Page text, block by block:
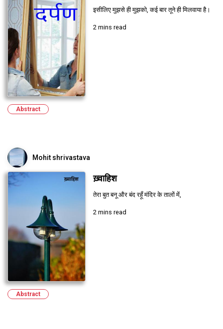
इसीलिए मुझसे ही मुझको, कई बार तूने ही मिलवाया है।
2 mins read
Abstract
Mohit shrivastava
ख़्वाहिश
तेरा बुत बनू और बंद रहूँ मंदिर के तालों में,
2 mins read
Abstract